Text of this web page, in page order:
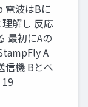
電波はBに
解し 反応
最初にAの
A
信機 Bとペ
19